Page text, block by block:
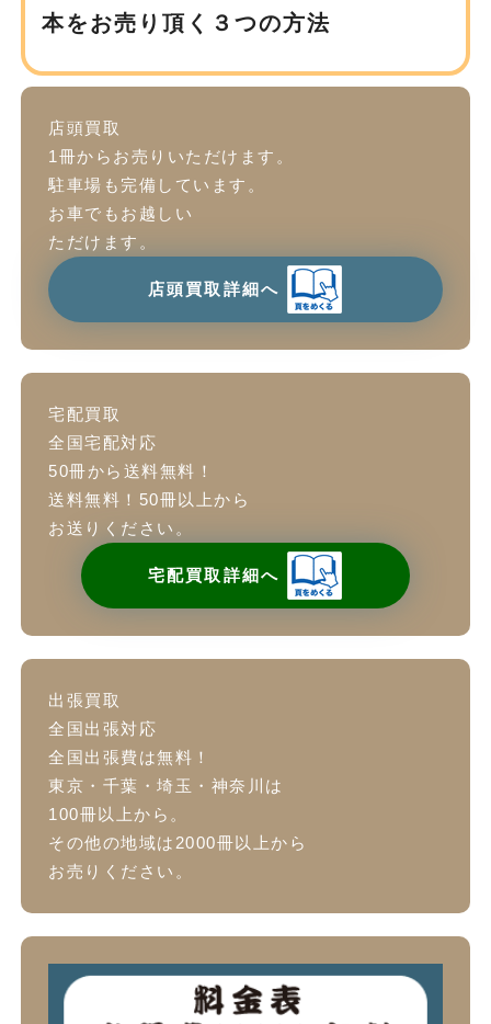
本をお売り頂く３つの方法
店頭買取
1冊からお売りいただけます。
駐車場も完備しています。
お車でもお越しい
ただけます。
店頭買取詳細へ
宅配買取
全国宅配対応
50冊から送料無料！
送料無料！50冊以上から
お送りください。
宅配買取詳細へ
出張買取
全国出張対応
全国出張費は無料！
東京・千葉・埼玉・神奈川は
100冊以上から。
その他の地域は2000冊以上から
お売りください。